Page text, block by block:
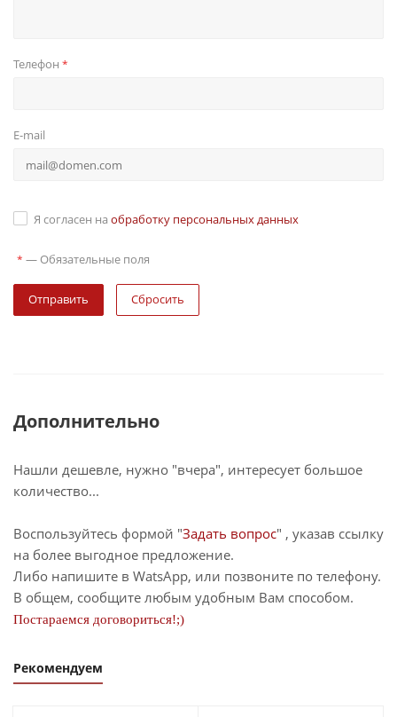
Телефон *
E-mail
Я согласен на обработку персональных данных
* — Обязательные поля
Сбросить
Дополнительно
Нашли дешевле, нужно "вчера", интересует большое
количество...
Воспользуйтесь формой "Задать вопрос" , указав ссылку
на более выгодное предложение.
Либо напишите в WatsApp, или позвоните по телефону.
В общем, сообщите любым удобным Вам способом.
Постараемся договориться!;)
Рекомендуем